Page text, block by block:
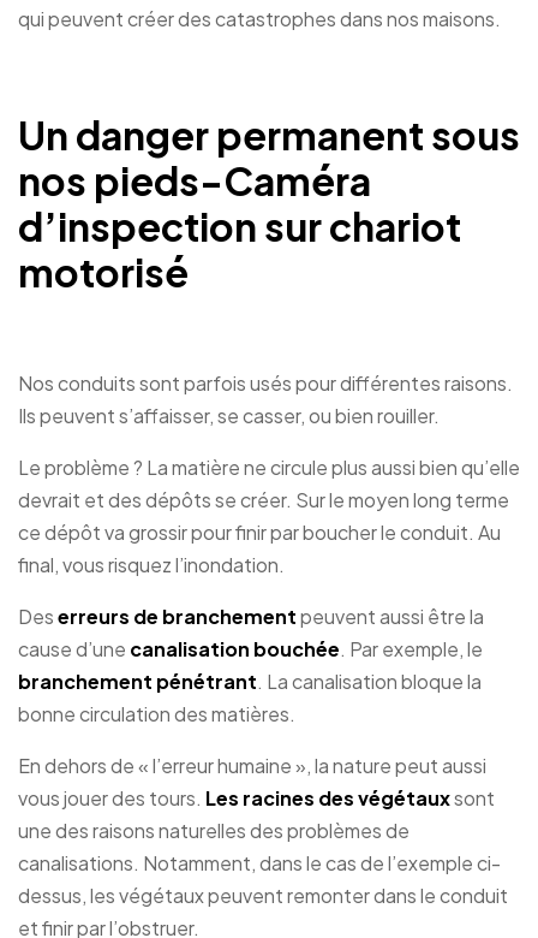
qui peuvent créer des catastrophes dans nos maisons.
Un danger permanent sous
nos pieds-Caméra
d’inspection sur chariot
motorisé
Nos conduits sont parfois usés pour différentes raisons.
Ils peuvent s’affaisser, se casser, ou bien rouiller.
Le problème ? La matière ne circule plus aussi bien qu’elle
devrait et des dépôts se créer. Sur le moyen long terme
ce dépôt va grossir pour finir par boucher le conduit. Au
final, vous risquez l’inondation.
Deserreurs de branchementpeuvent aussi être la
cause d’une canalisation bouchée. Par exemple, le
branchement pénétrant. La canalisation bloque la
bonne circulation des matières.
En dehors de « l’erreur humaine », la nature peut aussi
vous jouer des tours. Les racines des végétauxsont
une des raisons naturelles des problèmes de
canalisations. Notamment, dans le cas de l’exemple ci-
dessus, les végétaux peuvent remonter dans le conduit
et finir par l’obstruer.